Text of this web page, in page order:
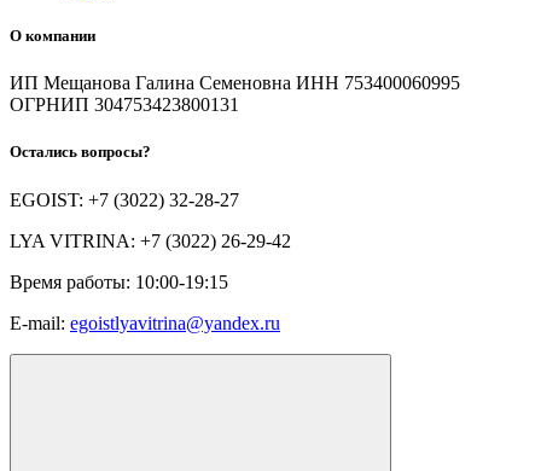
О компании
ИП Мещанова Галина Семеновна ИНН 753400060995
ОГРНИП 304753423800131
Остались вопросы?
EGOIST: +7 (3022) 32-28-27
LYA VITRINA: +7 (3022) 26-29-42
Время работы: 10:00-19:15
E-mail: egoistlyavitrina@yandex.ru